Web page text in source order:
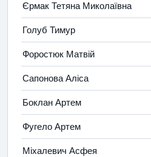
Єрмак Тетяна Миколаївна
Голуб Тимур
Форостюк Матвій
Сапонова Аліса
Боклан Артем
Фугело Артем
Міхалевич Асфея